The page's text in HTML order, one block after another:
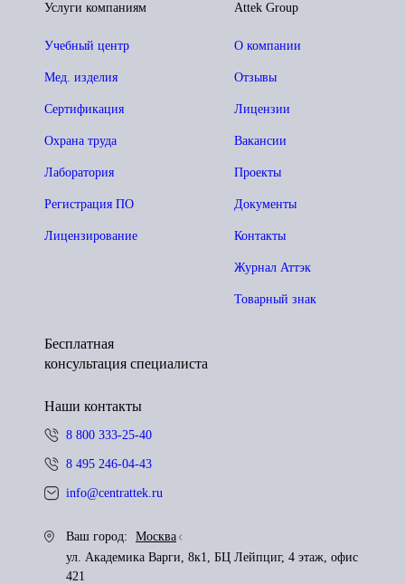
Attek Group
О компании
Отзывы
Лицензии
Вакансии
Проекты
Документы
Контакты
Журнал Аттэк
Товарный знак
Услуги компаниям
Учебный центр
Мед. изделия
Сертификация
Охрана труда
Лаборатория
Регистрация ПО
Лицензирование
Бесплатная
консультация специалиста
Наши контакты
8 800 333-25-40
8 495 246-04-43
info@centrattek.ru
Ваш город:
Москва
ул. Академика Варги, 8к1, БЦ Лейпциг, 4 этаж, офис
421